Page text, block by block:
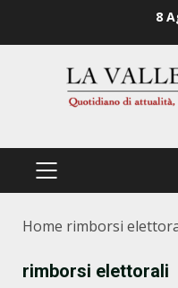
8
PRIMÄRES
Home rimborsi
rimborsi elettorali